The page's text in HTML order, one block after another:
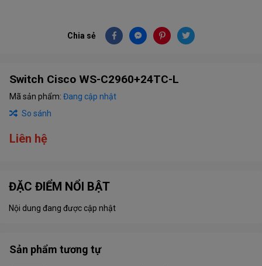
Chia sẻ
Switch Cisco WS-C2960+24TC-L
Mã sản phẩm: Đang cập nhật
So sánh
Liên hệ
ĐẶC ĐIỂM NỔI BẬT
Nội dung đang được cập nhật
Sản phẩm tương tự